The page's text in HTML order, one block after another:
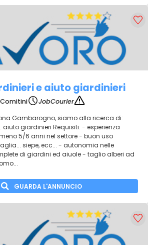
e aiuto giardinieri
JobCourier
Gambarogno, siamo alla ricerca di:
aiuto giardinieri Requisiti: - esperienza
5/6 anni nel settore - buon uso
siepe, ecc... - autonomia nelle
di giardini ed aiuole - taglio alberi ad
GUARDA L'ANNUNCIO